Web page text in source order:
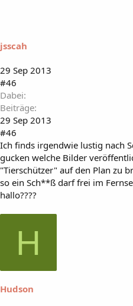
jsscah
29 Sep 2013
#46
Dabei
Beiträge
29 Sep 2013
#46
Ich finds irgendwie lustig nach
gucken welche Bilder
"Tierschützer" auf den Plan zu
so ein Sch**ß darf frei im
hallo????
H
Hudson